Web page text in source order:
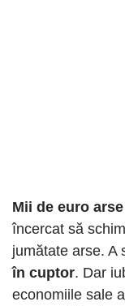
Mii de euro
încercat să
jumătate arse. A
în cuptor. Dar
economiile sale